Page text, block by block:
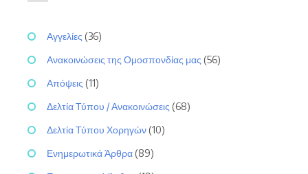
Αγγελίες (36)
Ανακοινώσεις της Ομοσπονδίας μας (56)
Απόψεις (11)
Δελτία Τύπου / Ανακοινώσεις (68)
Δελτία Τύπου Χορηγών (10)
Ενημερωτικά Άρθρα (89)